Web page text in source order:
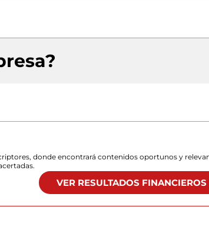
donde encontrará contenidos oportunos y
VER RESULTADOS FINANCIEROS